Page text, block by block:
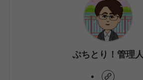
ぷちとり！管理人